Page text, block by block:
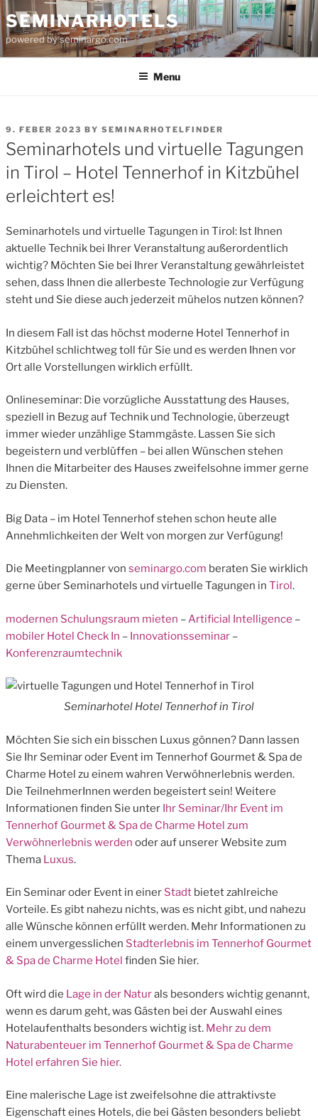
Skip
to
content
SEMINARHOTELS
powered by seminargo.com
Menu
POSTED
ON
9. FEBER 2023 BY SEMINARHOTELFINDER
Seminarhotels und virtuelle Tagungen
in Tirol – Hotel Tennerhof in Kitzbühel
erleichtert es!
Seminarhotels und virtuelle Tagungen in Tirol: Ist Ihnen
aktuelle Technik bei Ihrer Veranstaltung außerordentlich
wichtig? Möchten Sie bei Ihrer Veranstaltung gewährleistet
sehen, dass Ihnen die allerbeste Technologie zur Verfügung
steht und Sie diese auch jederzeit mühelos nutzen können?
In diesem Fall ist das höchst moderne Hotel Tennerhof in
Kitzbühel schlichtweg toll für Sie und es werden Ihnen vor
Ort alle Vorstellungen wirklich erfüllt.
Onlineseminar: Die vorzügliche Ausstattung des Hauses,
speziell in Bezug auf Technik und Technologie, überzeugt
immer wieder unzählige Stammgäste. Lassen Sie sich
begeistern und verblüffen – bei allen Wünschen stehen
Ihnen die Mitarbeiter des Hauses zweifelsohne immer gerne
zu Diensten.
Big Data – im Hotel Tennerhof stehen schon heute alle
Annehmlichkeiten der Welt von morgen zur Verfügung!
Die Meetingplanner von seminargo.com beraten Sie wirklich
gerne über Seminarhotels und virtuelle Tagungen in Tirol.
modernen Schulungsraum mieten –Artificial Intelligence –
mobiler Hotel Check In – Innovationsseminar –
Konferenzraumtechnik
Seminarhotel Hotel Tennerhof in Tirol
Möchten Sie sich ein bisschen Luxus gönnen? Dann lassen
Sie Ihr Seminar oder Event im Tennerhof Gourmet & Spa de
Charme Hotel zu einem wahren Verwöhnerlebnis werden.
Die TeilnehmerInnen werden begeistert sein! Weitere
Informationen finden Sie unter Ihr Seminar/Ihr Event im
Tennerhof Gourmet & Spa de Charme Hotel zum
Verwöhnerlebnis werden oder auf unserer Website zum
Thema Luxus.
Ein Seminar oder Event in einer Stadt bietet zahlreiche
Vorteile. Es gibt nahezu nichts, was es nicht gibt, und nahezu
alle Wünsche können erfüllt werden. Mehr Informationen zu
einem unvergesslichen Stadterlebnis im Tennerhof Gourmet
& Spa de Charme Hotel finden Sie hier.
Oft wird die Lage in der Naturals besonders wichtig genannt,
wenn es darum geht, was Gästen bei der Auswahl eines
Hotelaufenthalts besonders wichtig ist. Mehr zu dem
Naturabenteuer im Tennerhof Gourmet & Spa de Charme
Hotel erfahren Sie hier.
Eine malerische Lage ist zweifelsohne die attraktivste
Eigenschaft eines Hotels, die bei Gästen besonders beliebt